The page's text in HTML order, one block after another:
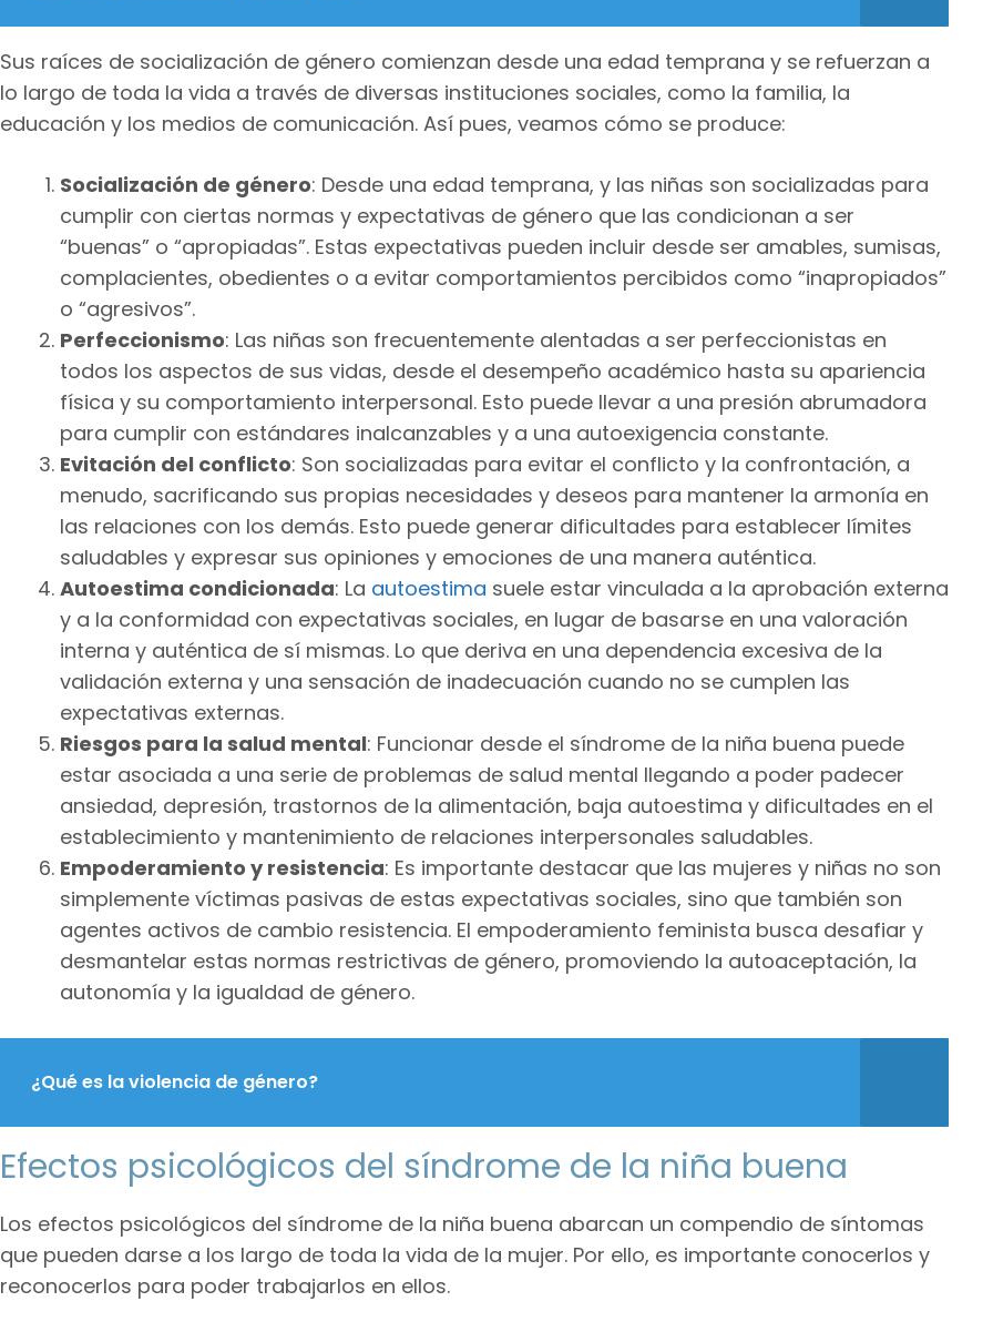
Sus raíces de socialización de género comienzan desde una edad temprana y se refuerzan a
lo largo de toda la vida a través de diversas instituciones sociales, como la familia, la
educación y los medios de comunicación. Así pues, veamos cómo se produce:
Socialización de género: Desde una edad temprana, y las niñas son socializadas para
cumplir con ciertas normas y expectativas de género que las condicionan a ser
“buenas” o “apropiadas”. Estas expectativas pueden incluir desde ser amables, sumisas,
complacientes, obedientes o a evitar comportamientos percibidos como “inapropiados”
o “agresivos”.
Perfeccionismo: Las niñas son frecuentemente alentadas a ser perfeccionistas en
todos los aspectos de sus vidas, desde el desempeño académico hasta su apariencia
física y su comportamiento interpersonal. Esto puede llevar a una presión abrumadora
para cumplir con estándares inalcanzables y a una autoexigencia constante.
Evitación del conflicto: Son socializadas para evitar el conflicto y la confrontación, a
menudo, sacrificando sus propias necesidades y deseos para mantener la armonía en
las relaciones con los demás. Esto puede generar dificultades para establecer límites
saludables y expresar sus opiniones y emociones de una manera auténtica.
Autoestima condicionada: La autoestima suele estar vinculada a la aprobación externa
y a la conformidad con expectativas sociales, en lugar de basarse en una valoración
interna y auténtica de sí mismas. Lo que deriva en una dependencia excesiva de la
validación externa y una sensación de inadecuación cuando no se cumplen las
expectativas externas.
Riesgos para la salud mental: Funcionar desde el síndrome de la niña buena puede
estar asociada a una serie de problemas de salud mental llegando a poder padecer
ansiedad, depresión, trastornos de la alimentación, baja autoestima y dificultades en el
establecimiento y mantenimiento de relaciones interpersonales saludables.
Empoderamiento y resistencia: Es importante destacar que las mujeres y niñas no son
simplemente víctimas pasivas de estas expectativas sociales, sino que también son
agentes activos de cambio resistencia. El empoderamiento feminista busca desafiar y
desmantelar estas normas restrictivas de género, promoviendo la autoaceptación, la
autonomía y la igualdad de género.
¿Qué es la violencia de género?
Efectos psicológicos del síndrome de la niña buena
Los efectos psicológicos del síndrome de la niña buena abarcan un compendio de síntomas
que pueden darse a los largo de toda la vida de la mujer. Por ello, es importante conocerlos y
reconocerlos para poder trabajarlos en ellos.